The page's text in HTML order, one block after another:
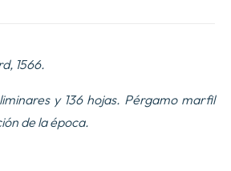
1566.
y 136 hojas. Pérgamo marfil
de la época.